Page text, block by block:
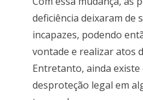
deficiência deixaram de
incapazes, podendo
vontade e realizar atos
Entretanto, ainda existe
desproteção legal em